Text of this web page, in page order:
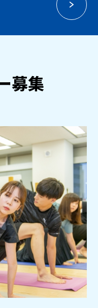
募集